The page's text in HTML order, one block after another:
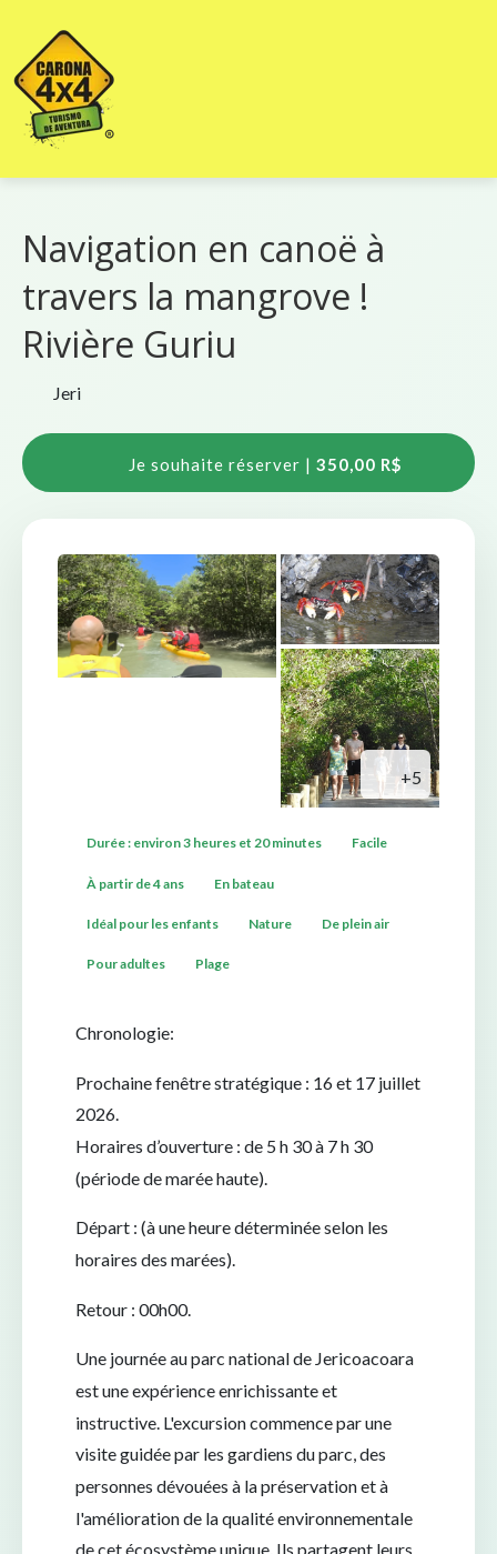
Navigation en canoë à
travers la mangrove !
Rivière Guriu
Jeri
Je souhaite réserver | 350,00 R$
+5
Durée : environ 3 heures et 20 minutes Facile
À partir de 4 ans En bateau
Idéal pour les enfants Nature De plein air
Pour adultes Plage
Chronologie:
Prochaine fenêtre stratégique : 16 et 17 juillet
2026.
Horaires d’ouverture : de 5 h 30 à 7 h 30
(période de marée haute).
Départ : (à une heure déterminée selon les
horaires des marées).
Retour : 00h00.
Une journée au parc national de Jericoacoara
est une expérience enrichissante et
instructive. L'excursion commence par une
visite guidée par les gardiens du parc, des
personnes dévouées à la préservation et à
l'amélioration de la qualité environnementale
de cet écosystème unique. Ils partagent leurs